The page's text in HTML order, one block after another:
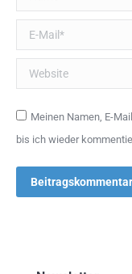
E-Mail *
Website
Meinen Namen, E-
bis ich wieder